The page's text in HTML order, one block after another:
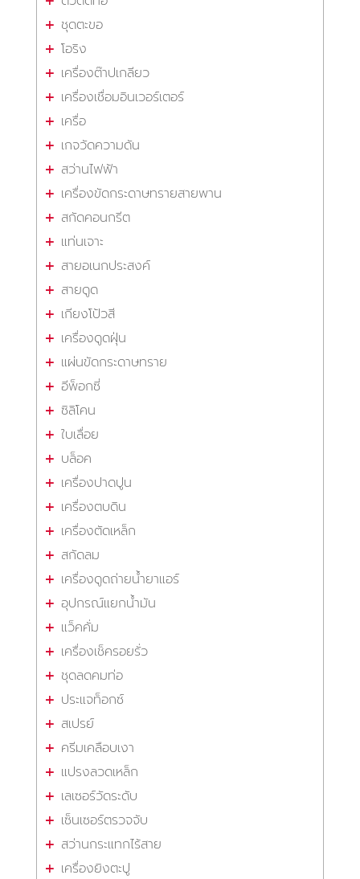
ชุดตะขอ
โอริง
เครื่องต๊าปเกลียว
เครื่องเชื่อมอินเวอร์เตอร์
เครื่อ
เกจวัดความดัน
สว่านไฟฟ้า
เครื่องขัดกระดาษทรายสายพาน
สกัดคอนกรีต
แท่นเจาะ
สายอเนกประสงค์
สายดูด
เกียงโป้วสี
เครื่องดูดฝุ่น
แผ่นขัดกระดาษทราย
อีพ็อกซี่
ซิลิโคน
ใบเลื่อย
บล็อค
เครื่องปาดปูน
เครื่องตบดิน
เครื่องตัดเหล็ก
สกัดลม
เครื่องดูดถ่ายน้ำยาแอร์
อุปกรณ์แยกน้ำมัน
แว็คคั่ม
เครื่องเช็ครอยรั่ว
ชุดลดคมท่อ
ประแจท็อกซ์
สเปรย์
ครีมเคลือบเงา
แปรงลวดเหล็ก
เลเซอร์วัดระดับ
เซ็นเซอร์ตรวจจับ
สว่านกระแทกไร้สาย
เครื่องยิงตะปู